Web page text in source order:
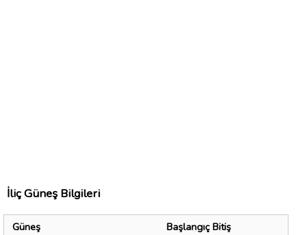
İliç Güneş Bilgileri
Güneş
Başlangıç Bitiş